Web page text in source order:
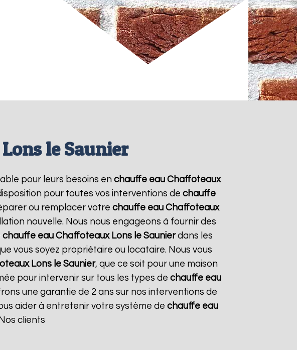
le Saunier
pour leurs besoins en chauffe eau Chaffoteaux
pour toutes vos interventions de chauffe
ou remplacer votre chauffe eau Chaffoteaux
nouvelle. Nous nous engageons à fournir des
chauffe eau Chaffoteaux Lons le Saunierdans les
vous soyez propriétaire ou locataire. Nous vous
Lons le Saunier, que ce soit pour une maison
pour intervenir sur tous les types de chauffe eau
une garantie de 2 ans sur nos interventions de
aider à entretenir votre système de chauffe eau
clients